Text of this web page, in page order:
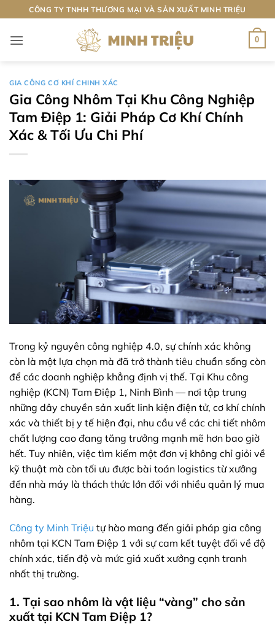
qua
nội
CÔNG TY TNHH THƯƠNG MẠI VÀ SẢN XUẤT MINH TRIỆU
0
GIA CÔNG CƠ KHÍ CHINH XÁC
Gia Công Nhôm Tại Khu Công Nghiệp
Tam Điệp 1: Giải Pháp Cơ Khí Chính
Xác & Tối Ưu Chi Phí
Trong kỷ nguyên công nghiệp 4.0, sự chính xác không
còn là một lựa chọn mà đã trở thành tiêu chuẩn sống còn
để các doanh nghiệp khẳng định vị thế. Tại Khu công
nghiệp (KCN) Tam Điệp 1, Ninh Bình — nơi tập trung
những dây chuyền sản xuất linh kiện điện tử, cơ khí chính
xác và thiết bị y tế hiện đại, nhu cầu về các chi tiết nhôm
chất lượng cao đang tăng trưởng mạnh mẽ hơn bao giờ
hết. Tuy nhiên, việc tìm kiếm một đơn vị không chỉ giỏi về
kỹ thuật mà còn tối ưu được bài toán logistics từ xưởng
đến nhà máy là thách thức lớn đối với nhiều quản lý mua
hàng.
Công ty Minh Triệu tự hào mang đến giải pháp gia công
nhôm tại KCN Tam Điệp 1 với sự cam kết tuyệt đối về độ
chính xác, tiến độ và mức giá xuất xưởng cạnh tranh
nhất thị trường.
1. Tại sao nhôm là vật liệu “vàng” cho sản
xuất tại KCN Tam Điệp 1?